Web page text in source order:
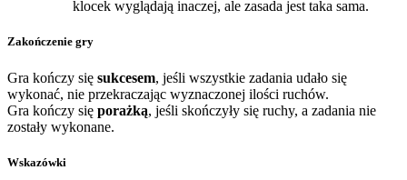
klocek wyglądają inaczej, ale zasada jest taka sama.
Zakończenie gry
Gra kończy się sukcesem, jeśli wszystkie zadania udało się
wykonać, nie przekraczając wyznaczonej ilości ruchów.
Gra kończy się porażką, jeśli skończyły się ruchy, a zadania nie
zostały wykonane.
Wskazówki